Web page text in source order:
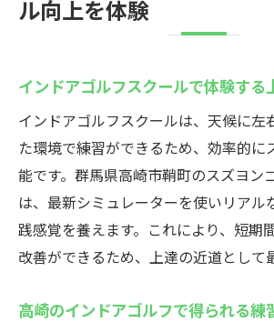
初心者も安心の個室インドア
特長
インドアゴルフスクールで
楽しむ
最新ゴルフシミュレーターがあ
フクラブ
最新シミュレーション技術で
高崎で話題のインドアゴルフ
ル向上を体験
インドアゴルフスクールで体験する
インドアゴルフスクールは、天候に左
た環境で練習ができるため、効率的に
能です。群馬県高崎市鞘町のスズヨン
は、最新シミュレーターを使いリアル
践感覚を養えます。これにより、短期
改善ができるため、上達の近道として
高崎のインドアゴルフで得られる練